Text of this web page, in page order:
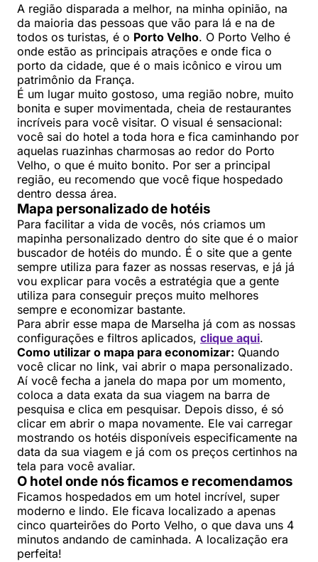
A região disparada a melhor, na minha opinião, na
da maioria das pessoas que vão para lá e na de
todos os turistas, é o Porto Velho. O Porto Velho é
onde estão as principais atrações e onde fica o
porto da cidade, que é o mais icônico e virou um
patrimônio da França.
É um lugar muito gostoso, uma região nobre, muito
bonita e super movimentada, cheia de restaurantes
incríveis para você visitar. O visual é sensacional:
você sai do hotel a toda hora e fica caminhando por
aquelas ruazinhas charmosas ao redor do Porto
Velho, o que é muito bonito. Por ser a principal
região, eu recomendo que você fique hospedado
dentro dessa área.
Mapa personalizado de hotéis
Para facilitar a vida de vocês, nós criamos um
mapinha personalizado dentro do site que é o maior
buscador de hotéis do mundo. É o site que a gente
sempre utiliza para fazer as nossas reservas, e já já
vou explicar para vocês a estratégia que a gente
utiliza para conseguir preços muito melhores
sempre e economizar bastante.
Para abrir esse mapa de Marselha já com as nossas
configurações e filtros aplicados, clique aqui.
Como utilizar o mapa para economizar: Quando
você clicar no link, vai abrir o mapa personalizado.
Aí você fecha a janela do mapa por um momento,
coloca a data exata da sua viagem na barra de
pesquisa e clica em pesquisar. Depois disso, é só
clicar em abrir o mapa novamente. Ele vai carregar
mostrando os hotéis disponíveis especificamente na
data da sua viagem e já com os preços certinhos na
tela para você avaliar.
O hotel onde nós ficamos e recomendamos
Ficamos hospedados em um hotel incrível, super
moderno e lindo. Ele ficava localizado a apenas
cinco quarteirões do Porto Velho, o que dava uns 4
minutos andando de caminhada. A localização era
perfeita!